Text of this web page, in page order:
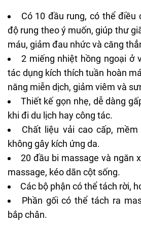
Có 10 đầu rung, có thể điều
độ rung theo ý muốn, giúp thư
máu, giảm đau nhức và căng
2 miếng nhiệt hồng ngoại ở
tác dụng kích thích tuần hoàn
năng miễn dịch, giảm viêm và
Thiết kế gọn nhẹ, dễ dàng
khi đi du lịch hay công tác.
Chất liệu vải cao cấp,
không gây kích ứng da.
20 đầu bi massage và ngăn
massage, kéo dãn cột sống.
Các bộ phận có thể tách rời,
Phần gối có thể tách ra
bắp chân.